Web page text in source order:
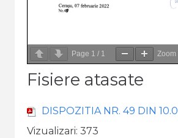
Page 1 / 1 Zoom
Fisiere atasate
DISPOZITIA NR. 49 DIN
Vizualizari: 373